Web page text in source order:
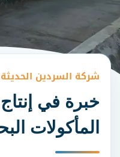
شركة السردين الحديثة
خبرة في
المأكولات